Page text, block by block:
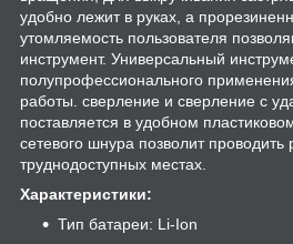
удобно лежит в руках, а
утомляемость пользователя
инструмент. Универсальный
полупрофессионального
работы. сверление и сверление с
поставляется в удобном
сетевого шнура позволит
труднодоступных местах.
Характеристики:
Тип батареи: Li-Ion